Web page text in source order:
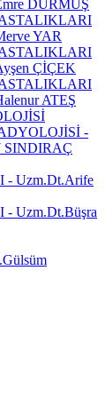
DURMUŞ
YAR
ÇİÇEK
ATEŞ
-
SINDIRAÇ
- Uzm.Dt.Arife
Uzm.Dt.Büşra